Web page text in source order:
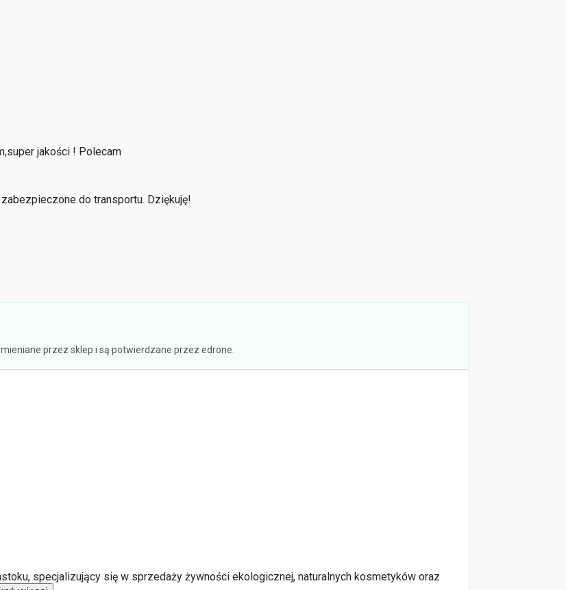
jakości ! Polecam
do transportu. Dziękuję!
przez sklep i są potwierdzane przez edrone.
specjalizujący się w sprzedaży żywności ekologicznej, naturalnych kosmetyków oraz